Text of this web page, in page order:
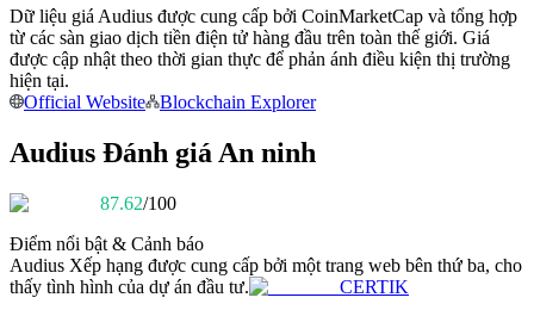
Tận hưởng chia sẻ lợi nhuận và hoa hồng giao dịch sao chép
Thông tin
Dữ liệu giá Audius được cung cấp bởi CoinMarketCap và tổng hợp
từ các sàn giao dịch tiền điện tử hàng đầu trên toàn thế giới. Giá
được cập nhật theo thời gian thực để phản ánh điều kiện thị trường
hiện tại.
Official Website
Blockchain Explorer
Audius Đánh giá An ninh
87.62/100
Điểm nổi bật & Cảnh báo
Audius Xếp hạng được cung cấp bởi một trang web bên thứ ba, cho
thấy tình hình của dự án đầu tư.
CERTIK